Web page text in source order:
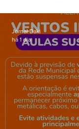
Gardênia Azul
Jornal Daki
há 1 dia